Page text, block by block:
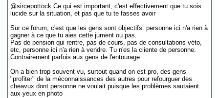
@sircepottock Ce qui est important, c'est effectivement que tu sois
lucide sur la situation, et pas que tu te fasses avoir
Sur ce forum, c'est que les gens sont objectifs: personne ici n'a rien à
gagner à ce que tu aies cette jument ou pas.
Pas de pension qui rentre, pas de cours, pas de consultations véto,
etc, personne ici n'a rien à vendre. Tu n'es la cliente de personne.
Contrairement parfois aux gens de l'entourage.
On a bien trop souvent vu, surtout quand on est pro, des gens
"profiter" de la méconnaissances des autres pour refourguer des
cheavux dont personne ne voulait puisque les problèmes sautaient
aux yeux en photo